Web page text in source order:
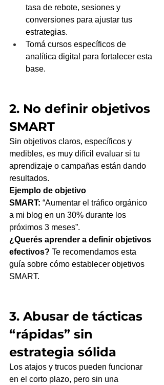
tasa de rebote, sesiones y
conversiones para ajustar tus
estrategias.
Tomá cursos específicos de
analítica digital para fortalecer esta
base.
2. No definir objetivos
SMART
Sin objetivos claros, específicos y
medibles, es muy difícil evaluar si tu
aprendizaje o campañas están dando
resultados.
Ejemplo de objetivo
SMART: “Aumentar el tráfico orgánico
a mi blog en un 30% durante los
próximos 3 meses”.
¿Querés aprender a definir objetivos
efectivos? Te recomendamos esta
guía sobre cómo establecer objetivos
SMART.
3. Abusar de tácticas
“rápidas” sin
estrategia sólida
Los atajos y trucos pueden funcionar
en el corto plazo, pero sin una